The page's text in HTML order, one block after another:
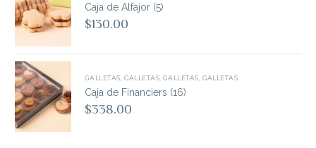
Caja de Alfajor (5)
$130.00
GALLETAS, GALLETAS,GALLETAS, GALLETAS
Caja de Financiers (16)
$338.00